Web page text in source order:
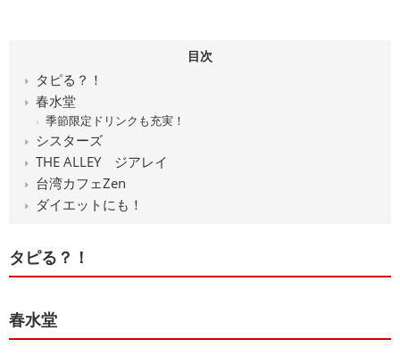
目次
タピる？！
春水堂
季節限定ドリンクも充実！
シスターズ
THE ALLEY ジアレイ
台湾カフェZen
ダイエットにも！
タピる？！
春水堂